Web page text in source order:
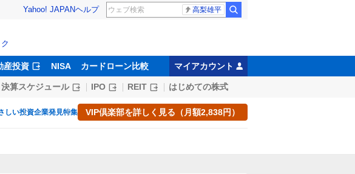
Yahoo! JAPANヘルプ 高梨雄平
産投資 NISA カードローン比較 マイアカウント
決算スケジュール IPO REIT はじめての株式
しい投資企業発見特集 VIP倶楽部を詳しく見る（月額2,838円）